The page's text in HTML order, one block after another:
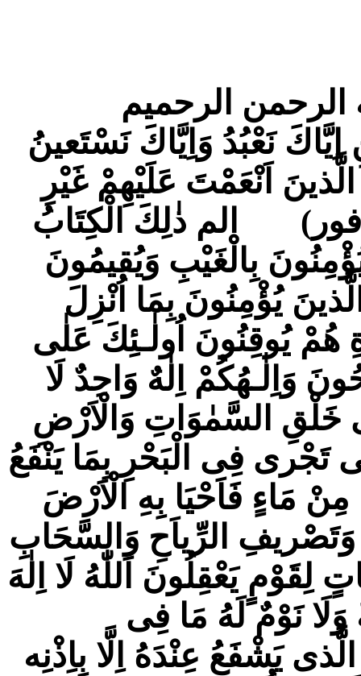
الرحمن الرحميم
نَعْبُدُ وَاِيَّاكَ نَسْتَعينُ
اَنْعَمْتَ عَلَيْهِمْ غَيْرِ
الم ذٰلِكَ الْكِتَابُ
بِالْغَيْبِ وَيُقيمُونَ
يُؤْمِنُونَ بِمَا اُنْزِلَ
هُمْ يُوقِنُونَ اُولٰـئِكَ عَلٰى
وَاِلٰـهُكُمْ اِلٰهٌ وَاحِدٌ لَا
خَلْقِ السَّمٰوَاتِ وَالْاَرْضِ
تَجْرى فِى الْبَحْرِ بِمَا يَنْفَعُ
مَاءٍ فَاَحْيَا بِهِ الْاَرْضَ
وَتَصْريفِ الرِّياَحِ وَالسَّحَابِ
لِقَوْمٍ يَعْقِلُونَ اَللّٰهُ لَا اِلٰهَ
وَلَا نَوْمٌ لَهُ مَا فِى
يَشْفَعُ عِنْدَهُ اِلَّا بِاِذْنِه